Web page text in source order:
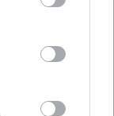
party tags to
below Google